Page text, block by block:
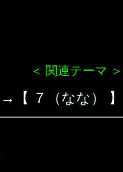
＜ 関連テーマ ＞
→【 ７（なな） 】